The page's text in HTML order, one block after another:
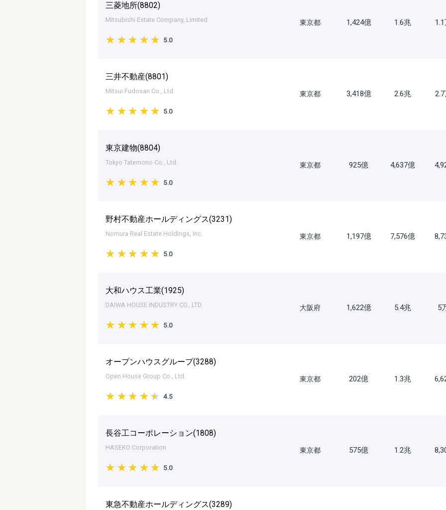
三菱地所(8802)
Mitsubishi Estate Company, Limited
5.0
東京都 1,424億 1.6兆
三井不動産(8801)
Mitsui Fudosan Co., Ltd.
5.0
東京都 3,418億 2.6兆
東京建物(8804)
Tokyo Tatemono Co., Ltd.
5.0
東京都 925億 4,637億
野村不動産ホールディングス(3231)
Nomura Real Estate Holdings, Inc.
5.0
東京都 1,197億 7,576億
大和ハウス工業(1925)
DAIWA HOUSE INDUSTRY CO., LTD.
5.0
大阪府 1,622億 5.4兆 5
オープンハウスグループ(3288)
Open House Group Co., Ltd.
4.5
東京都 202億 1.3兆
長谷工コーポレーション(1808)
HASEKO Corporation
5.0
東京都 575億 1.2兆
東急不動産ホールディングス(3289)